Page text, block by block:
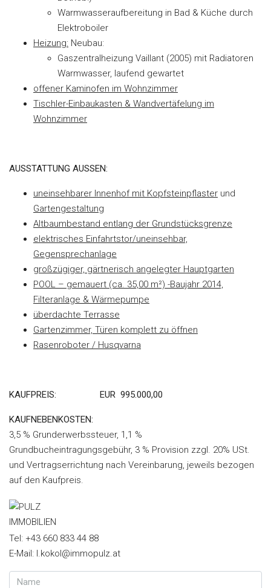
Warmwasseraufbereitung in Bad & Küche durch
Elektroboiler
Heizung: Neubau:
Gaszentralheizung Vaillant (2005) mit Radiatoren
Warmwasser, laufend gewartet
offener Kaminofen im Wohnzimmer
Tischler-Einbaukasten & Wandvertäfelung im
Wohnzimmer
AUSSTATTUNG AUSSEN:
uneinsehbarer Innenhof mit Kopfsteinpflaster und
Gartengestaltung
Altbaumbestand entlang der Grundstücksgrenze
elektrisches Einfahrtstor/uneinsehbar,
Gegensprechanlage
großzügiger, gärtnerisch angelegter Hauptgarten
POOL – gemauert (ca. 35,00 m²) -Baujahr 2014,
Filteranlage & Wärmepumpe
überdachte Terrasse
Gartenzimmer, Türen komplett zu öffnen
Rasenroboter / Husqvarna
KAUFPREIS: EUR 995.000,00
KAUFNEBENKOSTEN:
3,5 % Grunderwerbssteuer, 1,1 %
Grundbucheintragungsgebühr, 3 % Provision zzgl. 20% USt.
und Vertragserrichtung nach Vereinbarung, jeweils bezogen
auf den Kaufpreis.
Tel: +43 660 833 44 88
E-Mail: l.kokol@immopulz.at